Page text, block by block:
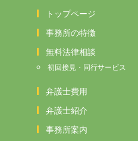
トップページ
事務所の特徴
無料法律相談
初回接見・同行サービス
弁護士費用
弁護士紹介
事務所案内